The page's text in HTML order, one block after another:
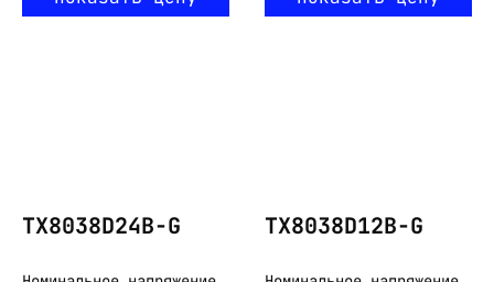
TX8038D24B-G TX8038D12B-G